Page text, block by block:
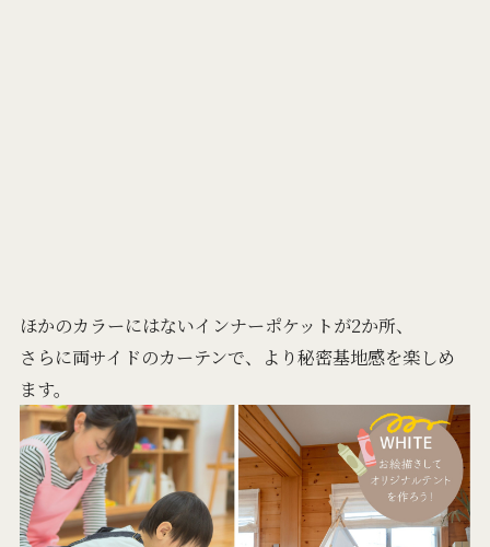
ほかのカラーにはないインナーポケットが2か所、
さらに両サイドのカーテンで、より秘密基地感を楽しめ
ます。